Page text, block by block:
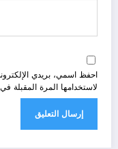
احفظ اسمي، بريدي
لاستخدامها المرة المقبلة